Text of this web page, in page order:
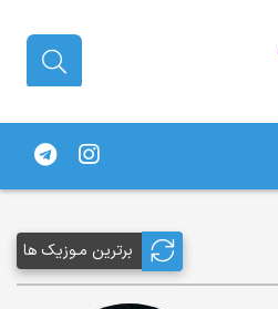
برترین مـوزیک ها